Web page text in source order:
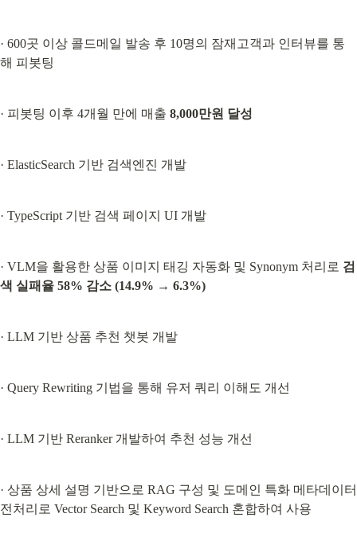
· 600곳 이상 콜드메일 발송 후 10명의 잠재고객과 인터뷰를 통
해 피봇팅
· 피봇팅 이후 4개월 만에 매출 8,000만원 달성
· ElasticSearch 기반 검색엔진 개발
· TypeScript 기반 검색 페이지 UI 개발
· VLM을 활용한 상품 이미지 태깅 자동화 및 Synonym 처리로 검
색 실패율 58% 감소 (14.9% → 6.3%)
· LLM 기반 상품 추천 챗봇 개발
· Query Rewriting 기법을 통해 유저 쿼리 이해도 개선
· LLM 기반 Reranker 개발하여 추천 성능 개선
· 상품 상세 설명 기반으로 RAG 구성 및 도메인 특화 메타데이터
전처리로 Vector Search 및 Keyword Search 혼합하여 사용